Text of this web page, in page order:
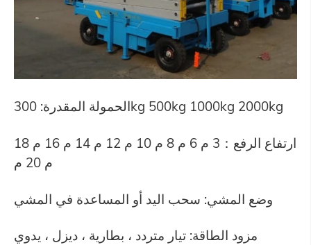
الحمولة المقدرة: 300kg 500kg 1000kg 2000kg
ارتفاع الرفع ：
3 م 6 م 8 م 10 م 12 م 14 م 16 م 18
م 20 م
وضع المشي: سحب اليد أو المساعدة في المشي
مزود الطاقة: تيار متردد ، بطارية ، ديزل ، يدوي